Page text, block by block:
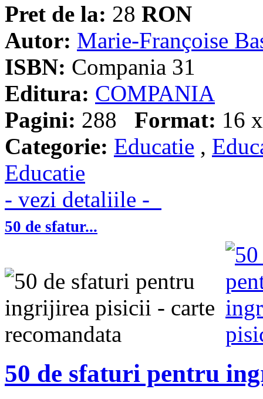
Pret de la: 28 RON
Autor: Marie-Françoise
ISBN: Compania 31
Editura: COMPANIA
Pagini: 288 Format: 16
Categorie: Educatie ,
Educatie
- vezi detaliile -
50 de sfatur...
50 de sfaturi pentru